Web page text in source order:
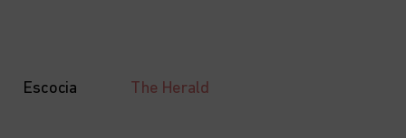
Escocia The Herald